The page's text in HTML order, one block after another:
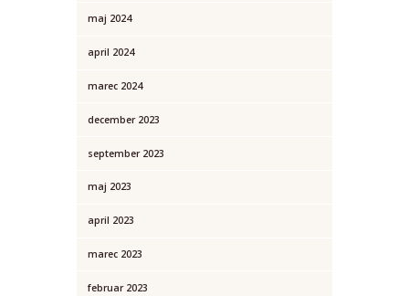
maj 2024
april 2024
marec 2024
december 2023
september 2023
maj 2023
april 2023
marec 2023
februar 2023